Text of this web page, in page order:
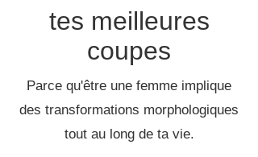
tes meilleures
coupes
Parce qu'être une femme implique
des transformations morphologiques
tout au long de ta vie.